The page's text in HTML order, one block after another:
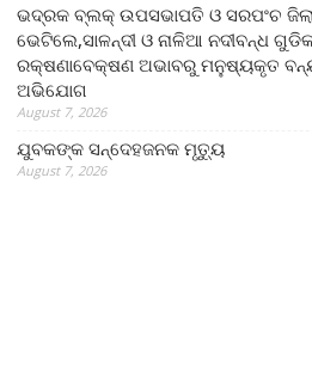
ଭଦ୍ରକ ବ୍ଲକ୍ ଉପସଭାପତି ଓ ସରପଂଚ
ଭେଟିଲେ,ସାଳନ୍ଦୀ ଓ ନାଳିଆ ନଦୀବନ୍ଧ
ରକ୍ଷଣାବେକ୍ଷଣ ଅଭାବରୁ ମନୁଷ୍ୟକୃତ
ଅଭିଯୋଗ
August 7, 2026
ଯୁବକଙ୍କ ସନ୍ଦେହଜନକ ମୃତ୍ୟୁ
August 7, 2026